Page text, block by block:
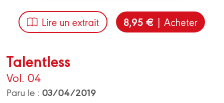
Lire un extrait 8,95 € | Acheter
Talentless
Vol. 04
Paru le : 03/04/2019